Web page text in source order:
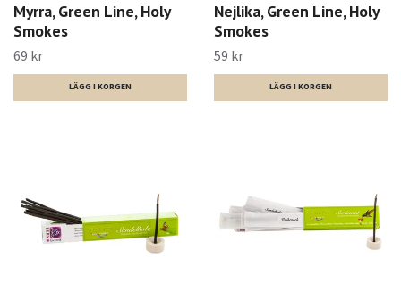
Myrra, Green Line, Holy
Smokes
69 kr
Nejlika, Green Line, Holy
Smokes
59 kr